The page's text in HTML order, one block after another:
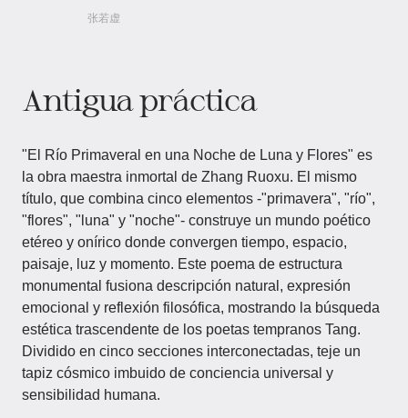
张若虚
Antigua práctica
"El Río Primaveral en una Noche de Luna y Flores" es
la obra maestra inmortal de Zhang Ruoxu. El mismo
título, que combina cinco elementos -"primavera", "río",
"flores", "luna" y "noche"- construye un mundo poético
etéreo y onírico donde convergen tiempo, espacio,
paisaje, luz y momento. Este poema de estructura
monumental fusiona descripción natural, expresión
emocional y reflexión filosófica, mostrando la búsqueda
estética trascendente de los poetas tempranos Tang.
Dividido en cinco secciones interconectadas, teje un
tapiz cósmico imbuido de conciencia universal y
sensibilidad humana.